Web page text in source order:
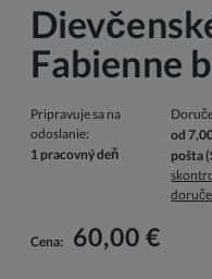
Fabienne
Pripravuje sa na
odoslanie:
1 pracovný deň
od
pošta
V cene nie sú zahrnuté
Cena: 60,00 €